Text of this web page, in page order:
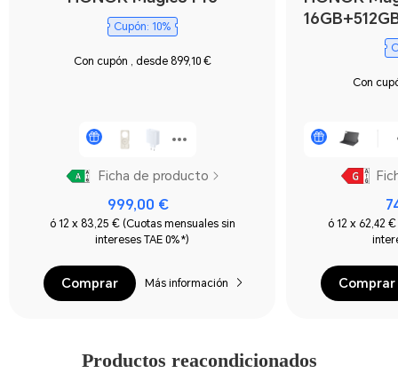
Cupón: 10%
Con cupón , desde 899,10 €
Ficha de producto
999,00 €
ó 12 x 83,25 € (Cuotas mensuales sin
intereses TAE 0%*)
Comprar Más información
Con
ó 12 x 62,42
Comprar
Productos reacondicionados